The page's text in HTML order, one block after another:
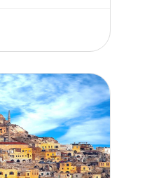
from
$60